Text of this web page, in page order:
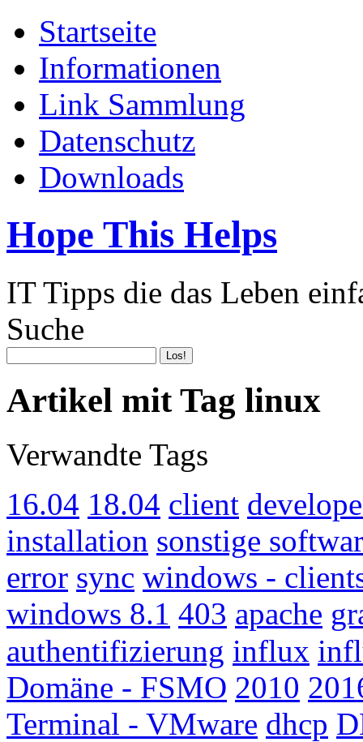
Startseite
Informationen
Link Sammlung
Datenschutz
Downloads
Hope This Helps
IT Tipps die das Leben
Suche
Artikel mit Tag linux
Verwandte Tags
16.04 18.04 client
installation sonstige
error sync windows -
windows 8.1 403 apache
authentifizierung influx
Domäne - FSMO 2010
Terminal - VMware dhcp